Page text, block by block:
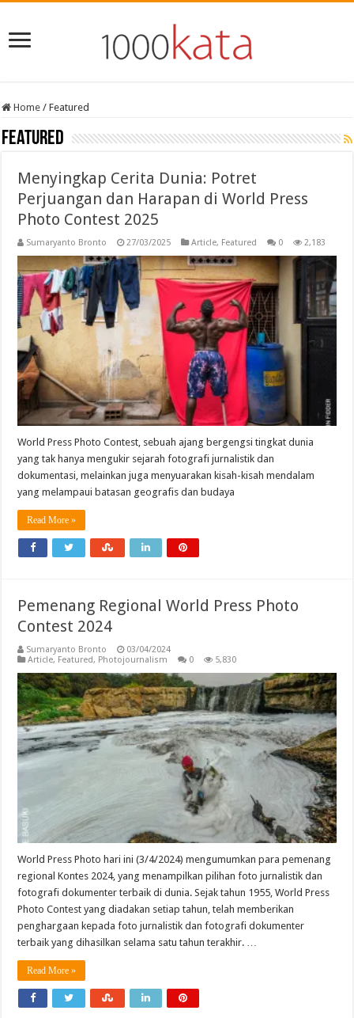
Home / Featured
Featured
Menyingkap Cerita Dunia: Potret
Perjuangan dan Harapan di World Press
Photo Contest 2025
Sumaryanto Bronto 27/03/2025 Article, Featured 0 2,183
World Press Photo Contest, sebuah ajang bergengsi tingkat dunia
yang tak hanya mengukir sejarah fotografi jurnalistik dan
dokumentasi, melainkan juga menyuarakan kisah-kisah mendalam
yang melampaui batasan geografis dan budaya
Read More »
Pemenang Regional World Press Photo
Contest 2024
Sumaryanto Bronto
03/04/2024
Article, Featured, Photojournalism 0 5,830
World Press Photo hari ini (3/4/2024) mengumumkan para pemenang
regional Kontes 2024, yang menampilkan pilihan foto jurnalistik dan
fotografi dokumenter terbaik di dunia. Sejak tahun 1955, World Press
Photo Contest yang diadakan setiap tahun, telah memberikan
penghargaan kepada foto jurnalistik dan fotografi dokumenter
terbaik yang dihasilkan selama satu tahun terakhir. …
Read More »